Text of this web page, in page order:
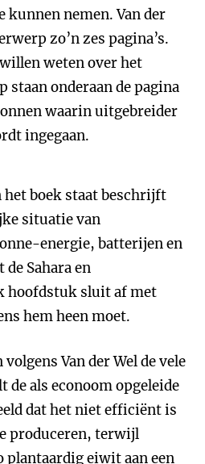
kunnen nemen. Van der
zo’n zes pagina’s.
weten over het
staan onderaan de pagina
waarin uitgebreider
ingegaan.
het boek staat beschrijft
situatie van
energie, batterijen en
Sahara en
hoofdstuk sluit af met
hem heen moet.
Van der Wel de vele
als econoom opgeleide
dat het niet efficiënt is
produceren, terwijl
eiwit aan een